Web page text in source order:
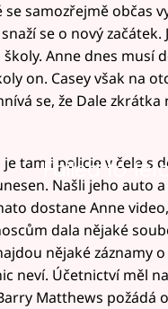
samozřejmě občas
se o nový
Anne dnes musí
on. Casey však na
se, že Dale
Failed to
tam i policie v čele s
Našli jeho auto
dostane Anne
dala nějaké
nějaké záznamy
neví. Účetnictví měl
Matthews požádá